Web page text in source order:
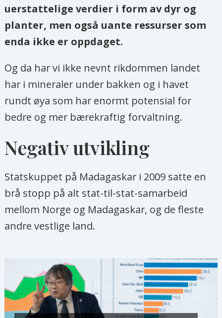
uerstattelige verdier i form av dyr og
planter, men også uante ressurser som
enda ikke er oppdaget.
Og da har vi ikke nevnt rikdommen landet
har i mineraler under bakken og i havet
rundt øya som har enormt potensial for
bedre og mer bærekraftig forvaltning.
Negativ utvikling
Statskuppet på Madagaskar i 2009 satte en
brå stopp på alt stat-til-stat-samarbeid
mellom Norge og Madagaskar, og de fleste
andre vestlige land.